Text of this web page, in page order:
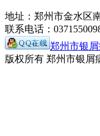
地址：郑州市金水区
联系电话：
郑州市银
版权所有 郑州市银屑